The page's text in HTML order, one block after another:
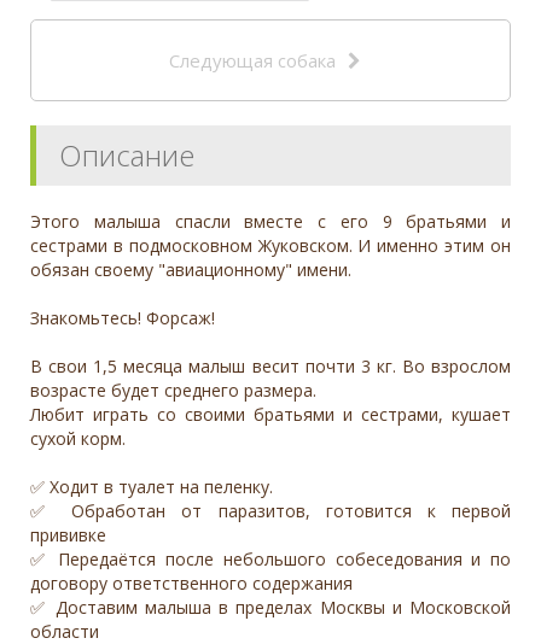
Следующая собака
Описание
Этого малыша спасли вместе с его 9 братьями и
сестрами в подмосковном Жуковском. И именно этим он
обязан своему "авиационному" имени.
Знакомьтесь! Форсаж!
В свои 1,5 месяца малыш весит почти 3 кг. Во взрослом
возрасте будет среднего размера.
Любит играть со своими братьями и сестрами, кушает
сухой корм.
✅ Ходит в туалет на пеленку.
✅ Обработан от паразитов, готовится к первой
прививке
✅ Передаётся после небольшого собеседования и по
договору ответственного содержания
✅ Доставим малыша в пределах Москвы и Московской
области